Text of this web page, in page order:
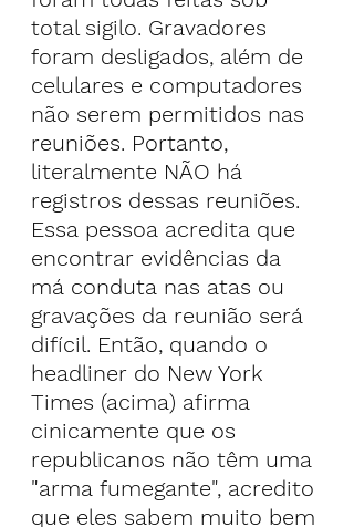
total sigilo. Gravadores
foram desligados, além de
celulares e computadores
não serem permitidos nas
reuniões. Portanto,
literalmente NÃO há
registros dessas reuniões.
Essa pessoa acredita que
encontrar evidências da
má conduta nas atas ou
gravações da reunião será
difícil. Então, quando o
headliner do New York
Times (acima) afirma
cinicamente que os
republicanos não têm uma
"arma fumegante", acredito
que eles sabem muito bem